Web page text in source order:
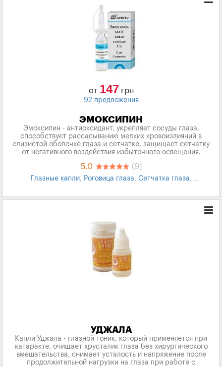
от 147 грн
92 предложения
ЭМОКСИПИН
Эмоксипин - антиоксидант, укрепляет сосуды глаза,
способствует рассасыванию мелких кровоизлияний в
слизистой оболочке глаза и сетчатке, защищает сетчатку
от негативного воздействия избыточного освещения.
5.0 (9)
Глазные капли, Роговица глаза, Сетчатка глаза,
УДЖАЛА
Капли Уджала - глазной тоник, который применяется при
катаракте, очищает хрусталик глаза без хирургического
вмешательства, снимает усталость и напряжение после
продолжительной нагрузки на глаза при работе с